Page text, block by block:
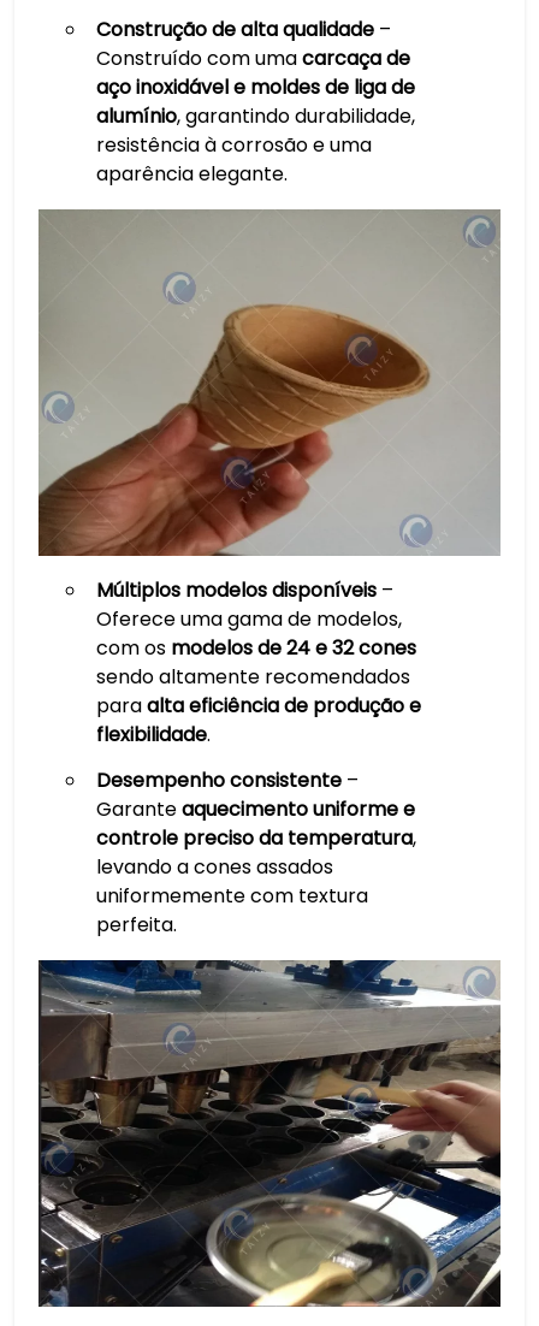
Construção de alta qualidade–
Construído com umacarcaça de
aço inoxidável e moldes de liga de
alumínio, garantindo durabilidade,
resistência à corrosão e uma
aparência elegante.
Múltiplos modelos disponíveis–
Oferece uma gama de modelos,
com os modelos de 24 e 32 cones
sendo altamente recomendados
paraalta eficiência de produção e
flexibilidade.
Desempenho consistente–
Garanteaquecimento uniforme e
controle preciso da temperatura,
levando a cones assados
uniformemente com textura
perfeita.